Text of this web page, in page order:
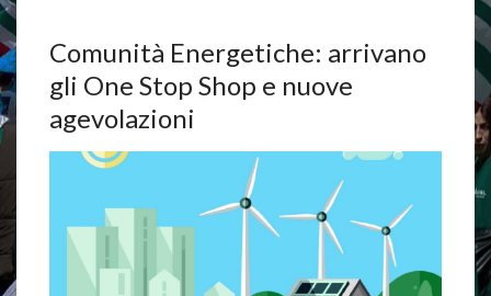
Comunità Energetiche: arrivano
gli One Stop Shop e nuove
agevolazioni